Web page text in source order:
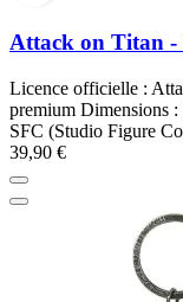
Attack on Titan
Licence officielle :
premium Dimensions :
SFC (Studio Figure
39,90 €